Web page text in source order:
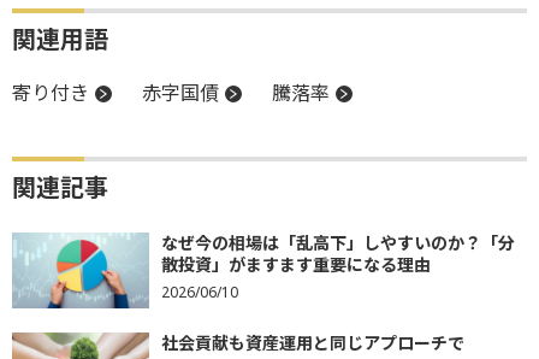
関連用語
寄り付き 赤字国債 騰落率
関連記事
なぜ今の相場は「乱高下」しやすいのか？「分
散投資」がますます重要になる理由
2026/06/10
社会貢献も資産運用と同じアプローチで